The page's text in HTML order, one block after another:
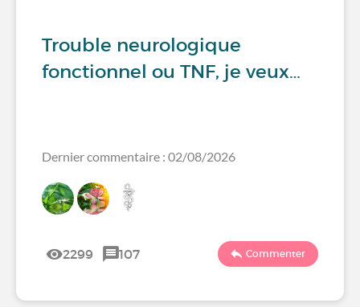
Trouble neurologique
fonctionnel ou TNF, je veux…
Dernier commentaire : 02/08/2026
2299 107 Commenter